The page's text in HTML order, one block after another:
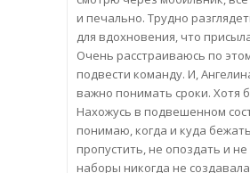
и печально. Трудно
для вдохновения, что
Очень расстраиваюсь по
подвести команду. И,
важно понимать сроки. Хотя
Нахожусь в подвешенном
понимаю, когда и куда
пропустить, не опоздать и
наборы никогда не